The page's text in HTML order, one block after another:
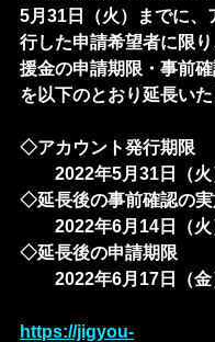
5月31日（火）までに、
行した申請希望者に限
援金の申請期限・事前
を以下のとおり延長いた
◇アカウント発行期限
2022年5月31日（火
◇延長後の事前確認の実
2022年6月14日（火
◇延長後の申請期限
2022年6月17日（金
https://jigyou-